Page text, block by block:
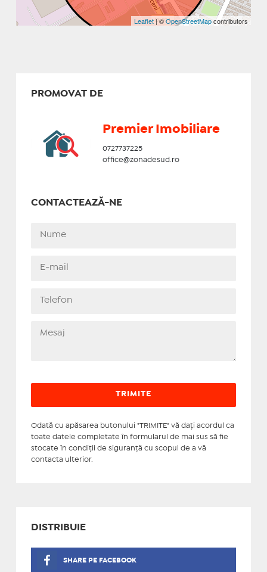
Leaflet| ©OpenStreetMapcontributors
PROMOVAT DE
Premier Imobiliare
0727737225
office@zonadesud.ro
CONTACTEAZĂ-NE
Odată cu apăsarea butonului "TRIMITE" vă daţi acordul ca
toate datele completate în formularul de mai sus să fie
stocate în condiţii de siguranţă cu scopul de a vă
contacta ulterior.
DISTRIBUIE
SHARE PE FACEBOOK